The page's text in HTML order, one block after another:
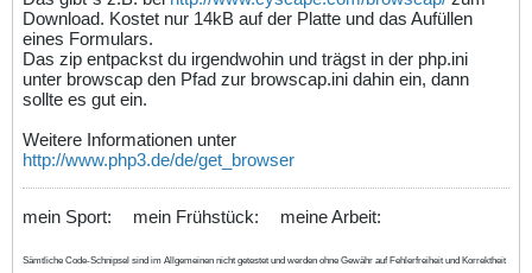
Download. Kostet nur 14kB auf der Platte und das Aufüllen
eines Formulars.
Das zip entpackst du irgendwohin und trägst in der php.ini
unter browscap den Pfad zur browscap.ini dahin ein, dann
sollte es gut ein.
Weitere Informationen unter
http://www.php3.de/de/get_browser
mein Sport: mein Frühstück: meine Arbeit:
Sämtliche Code-Schnipsel sind im Allgemeinen nicht getestet und werden ohne Gewähr auf Fehlerfreiheit und Korrektheit